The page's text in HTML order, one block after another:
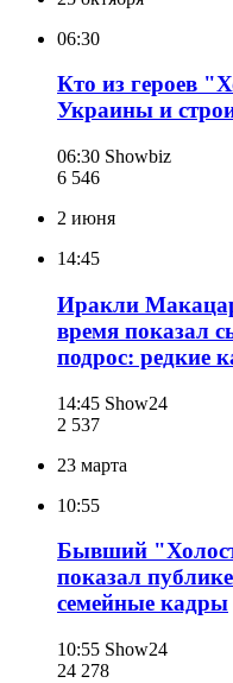
06:30
Кто из героев
Украины и
06:30 Showbiz
6 546
2 июня
14:45
Иракли
время показал
подрос: редкие
14:45 Show24
2 537
23 марта
10:55
Бывший
показал
семейные кадры
10:55 Show24
24 278